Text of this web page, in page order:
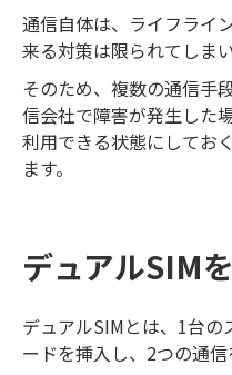
通信自体は、ライフライ
来る対策は限られてしまい
そのため、複数の通信手
信会社で障害が発生した
利用できる状態にしてお
ます。
デュアルSIM
デュアルSIMとは、1台の
ードを挿入し、2つの通信